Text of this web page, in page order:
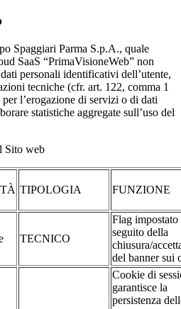
Spaggiari Parma S.p.A., quale
SaaS “PrimaVisioneWeb” non
personali identificativi dell’utente,
tecniche (cfr. art. 122, comma 1
l’erogazione di servizi o di dati
statistiche aggregate sull’uso del
Sito web
TIPOLOGIA FUNZIONE
TECNICO
Flag impostato
seguito della
chiusura/
del banner sui
Cookie di
garantisce la
persistenza